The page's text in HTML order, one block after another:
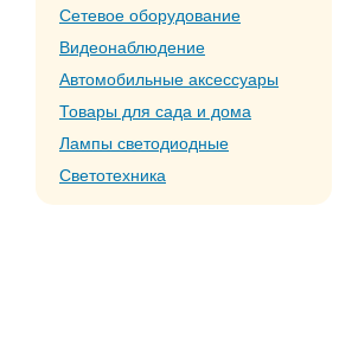
Сетевое оборудование
Видеонаблюдение
Автомобильные аксессуары
Товары для сада и дома
Лампы светодиодные
Светотехника